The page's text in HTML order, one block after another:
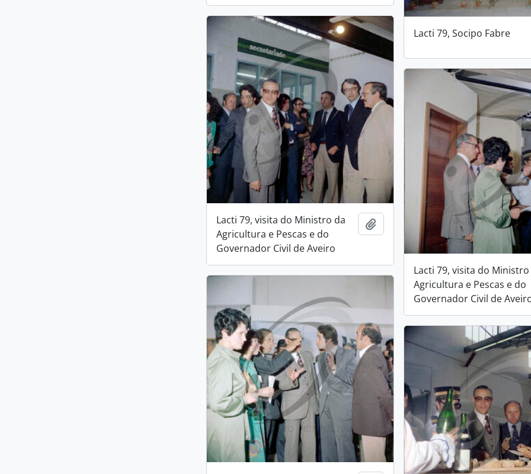
Lacti 79, Socipo Fabre
Lacti 79, visita do Ministro da
Agricultura e Pescas e do
Governador Civil de Aveiro
Add to clipboard
Lacti 79, visita do Ministro
Agricultura e Pescas e do
Governador Civil de